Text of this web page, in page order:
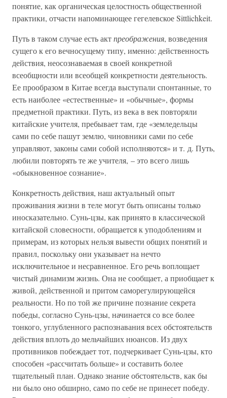
понятие, как органическая целостность общественной
практики, отчасти напоминающее гегелевское Sittlichkeit.
Путь в таком случае есть актпреображения, возведения
сущего к его вечносущему типу, именно: действенность
действия, неосознаваемая в своей конкретной
всеобщности или всеобщей конкретности деятельность.
Ее прообразом в Китае всегда выступали спонтанные, то
есть наиболее «естественные» и «обычные», формы
предметной практики. Путь, из века в век повторяли
китайские учителя, пребывает там, где «земледельцы
сами по себе пашут землю, чиновники сами по себе
управляют, законы сами собой исполняются» и т. д. Путь,
любили повторять те же учителя, – это всего лишь
«обыкновенное сознание».
Конкретность действия, наш актуальный опыт
проживания жизни в теле могут быть описаны только
иносказательно. Сунь-цзы, как принято в классической
китайской словесности, обращается к уподоблениям и
примерам, из которых нельзя вывести общих понятий и
правил, поскольку они указывает на нечто
исключительное и несравненное. Его речь воплощает
чистый динамизм жизнь. Она не сообщает, а приобщает к
живой, действенной и притом саморегулирующейся
реальности. Но по той же причине познание секрета
победы, согласно Сунь-цзы, начинается со все более
тонкого, углубленного распознавания всех обстоятельств
действия вплоть до мельчайших нюансов. Из двух
противников побеждает тот, подчеркивает Сунь-цзы, кто
способен «рассчитать больше» и составить более
тщательный план. Однако знание обстоятельств, как бы
ни было оно обширно, само по себе не принесет победу.